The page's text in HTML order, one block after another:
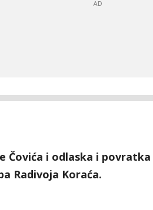
Čovića i odlaska i povratka
Radivoja Koraća.